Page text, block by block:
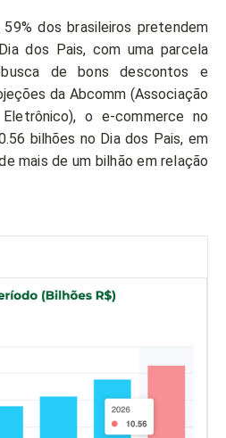
59% dos brasileiros pretendem
dos Pais, com uma parcela
de bons descontos e
da Abcomm (Associação
o e-commerce no
bilhões no Dia dos Pais, em
mais de um bilhão em relação